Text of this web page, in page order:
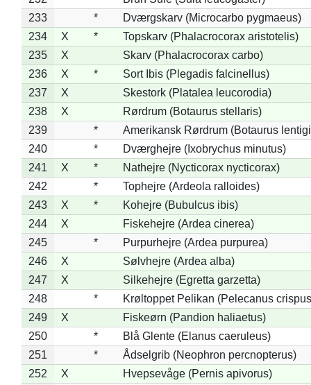
233
*
Dværgskarv (Microcarbo pygmaeus)
234
X *
Topskarv (Phalacrocorax aristotelis)
235
X
Skarv (Phalacrocorax carbo)
236
X *
Sort Ibis (Plegadis falcinellus)
237
X
Skestork (Platalea leucorodia)
238
X
Rørdrum (Botaurus stellaris)
239
*
Amerikansk Rørdrum (Botaurus
240
*
Dværghejre (Ixobrychus minutus)
241
X *
Nathejre (Nycticorax nycticorax)
242
*
Tophejre (Ardeola ralloides)
243
X *
Kohejre (Bubulcus ibis)
244
X
Fiskehejre (Ardea cinerea)
245
*
Purpurhejre (Ardea purpurea)
246
X
Sølvhejre (Ardea alba)
247
X
Silkehejre (Egretta garzetta)
248
*
Krøltoppet Pelikan (Pelecanus
249
X
Fiskeørn (Pandion haliaetus)
250
*
Blå Glente (Elanus caeruleus)
251
*
Ådselgrib (Neophron percnopterus)
252
X
Hvepsevåge (Pernis apivorus)